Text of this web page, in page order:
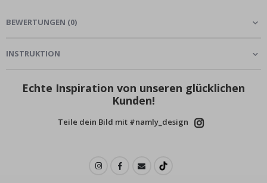
BEWERTUNGEN (0)
INSTRUKTION
Echte Inspiration von unseren glücklichen
Kunden!
Teile dein Bild mit #namly_design